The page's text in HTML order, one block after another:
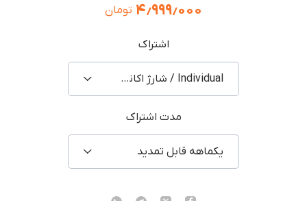
۴٫۹۹۹٫۰۰۰ تومان
اشتراک
Individual / شارژ اکانت شخصی
مدت اشتراک
یکماهه قابل تمدید